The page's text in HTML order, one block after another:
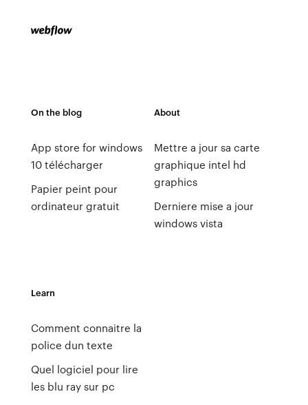
On the blog
App store for windows
10 télécharger
Papier peint pour
ordinateur gratuit
About
Mettre a jour sa carte
graphique intel hd
graphics
Derniere mise a jour
windows vista
Learn
Comment connaitre la
police dun texte
Quel logiciel pour lire
les blu ray sur pc